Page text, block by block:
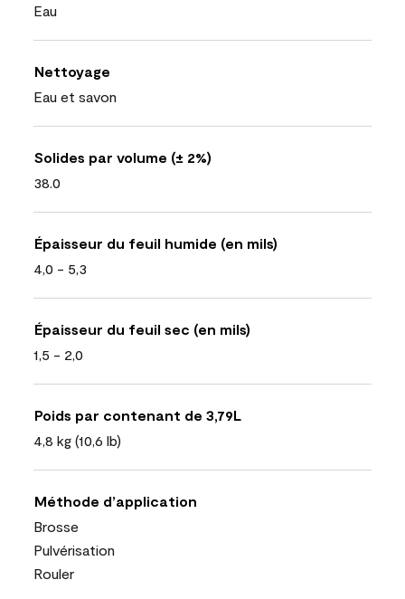
Eau
Nettoyage
Eau et savon
Solides par volume (± 2%)
38.0
Épaisseur du feuil humide (en mils)
4,0 - 5,3
Épaisseur du feuil sec (en mils)
1,5 - 2,0
Poids par contenant de 3,79L
4,8 kg (10,6 lb)
Méthode d’application
Brosse
Pulvérisation
Rouler